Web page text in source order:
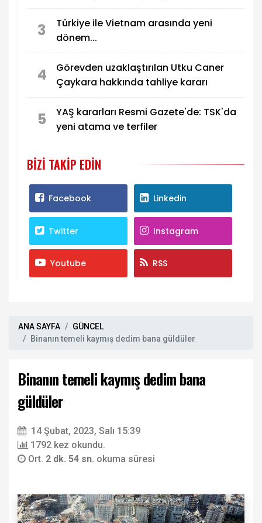
3
Türkiye ile Vietnam arasında yeni
dönem...
4
Görevden uzaklaştırılan Utku Caner
Çaykara hakkında tahliye kararı
5
YAŞ kararları Resmi Gazete'de: TSK'da
yeni atama ve terfiler
BIZI TAKIP EDIN
Facebook Linkedin
Twitter Instagram
Youtube RSS
ANA SAYFA
GÜNCEL
Binanın temeli kaymış dedim bana güldüler
Binanın temeli kaymış dedim bana
güldüler
14 Şubat, 2023, Salı 15:39
1792 kez okundu.
Ort. 2 dk. 54 sn. okuma süresi